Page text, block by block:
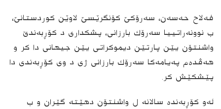
فه‌لاح حه‌سه‌ن، سه‌رۆكێ كۆنگرێسێ لاوێن كوردستانێ،
ب نوونه‌راتییا سه‌رۆك بارزانی، پشكداری د کۆڕبەندێ
واشنتۆن یێن پارتێن‌ دیموكراتی یێن جیهانی دا كر و
هه‌ڤده‌م په‌یامه‌كا سه‌رۆك بارزانی ژی د وی كۆڕبه‌ندی دا
پێشكێش كر.
ئه‌و كۆڕبه‌نده‌ سالانه‌ ل‌ واشنتۆن دهێته‌ گێران و ب